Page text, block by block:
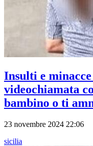
Insulti e
videochiamata
bambino o ti
23 novembre 2024 22:06
sicilia